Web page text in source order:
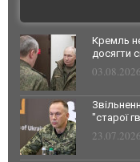
Кремль
досягти
"старої